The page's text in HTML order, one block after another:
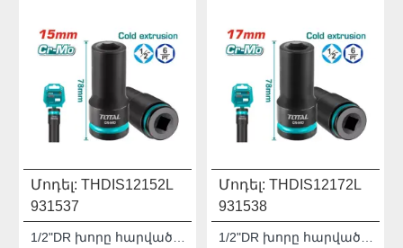
Մոդել: THDIS12152L
931537
Մոդել: THDIS12172L
931538